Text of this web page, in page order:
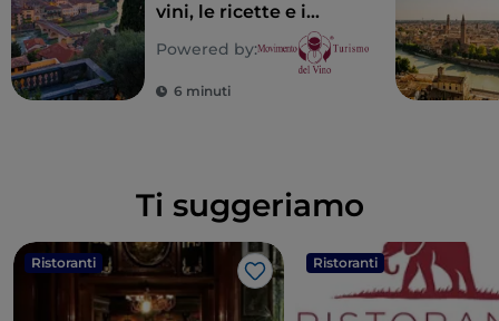
vini, le ricette e i
luoghi del gusto del
veronese
Powered by:
6 minuti
Ti suggeriamo
Ristoranti
Like
Ristoranti